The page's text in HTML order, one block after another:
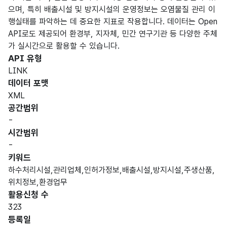
으며, 특히 배출시설 및 방지시설의 운영정보는 오염물질 관리 이
행실태를 파악하는 데 중요한 지표로 작용합니다. 데이터는 Open
API로도 제공되어 환경부, 지자체, 민간 연구기관 등 다양한 주체
가 실시간으로 활용할 수 있습니다.
API 유형
LINK
데이터 포맷
XML
공간범위
-
시간범위
-
키워드
하수처리시설,관리업체,인허가정보,배출시설,방지시설,주생산품,
위치정보,환경업무
활용신청 수
323
등록일